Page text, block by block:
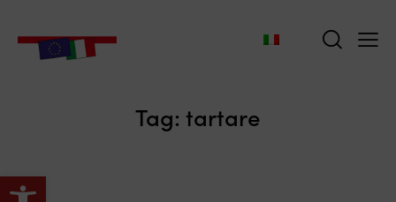
Apri la barra degli strumenti
Tag: tartare